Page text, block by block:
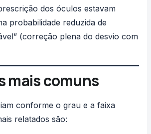
dos óculos estavam
probabilidade reduzida de
(correção plena do desvio com
mais comuns
conforme o grau e a faixa
relatados são: